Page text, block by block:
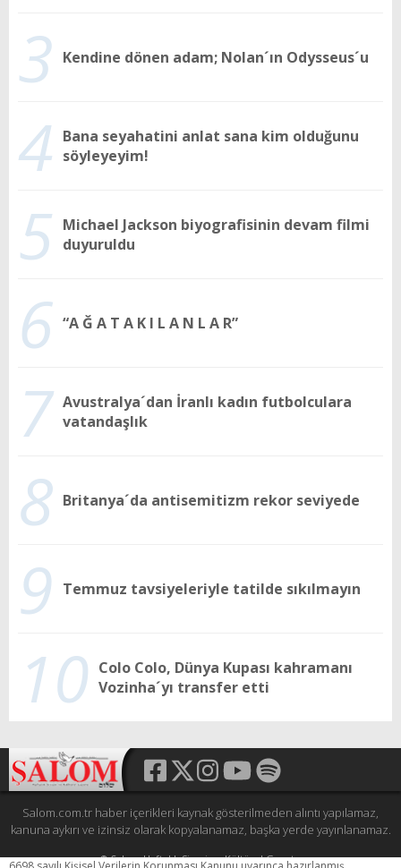
3 Kendine dönen adam; Nolan´ın Odysseus´u
4 Bana seyahatini anlat sana kim olduğunu
söyleyeyim!
5 Michael Jackson biyografisinin devam filmi
duyuruldu
6 “A Ğ A T A K I L A N L A R”
7 Avustralya´dan İranlı kadın futbolculara
vatandaşlık
8 Britanya´da antisemitizm rekor seviyede
9 Temmuz tavsiyeleriyle tatilde sıkılmayın
10 Colo Colo, Dünya Kupası kahramanı
Vozinha´yı transfer etti
Salom.com.tr haber içerikleri kaynak gösterilmeden alıntı yapılamaz,
kanuna aykırı ve izinsiz olarak kopyalanamaz, başka yerde yayınlanamaz.
© Şalom Haftalık Siyasi ve Kültürel Gazete